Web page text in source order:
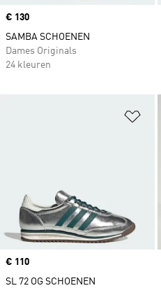
Price
€ 130
SAMBA SCHOENEN
Dames Originals
24 kleuren
Price
€ 110
SL 72 OG SCHOENEN